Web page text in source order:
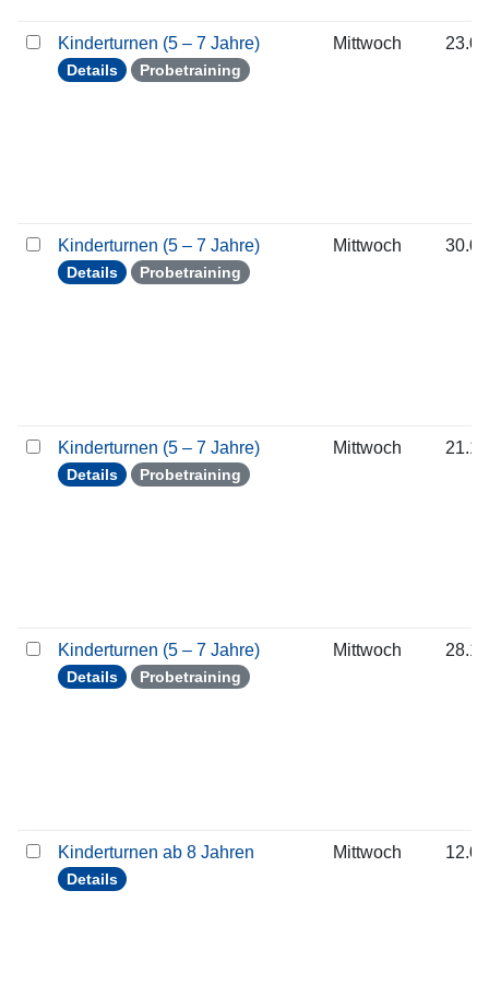
Kinderturnen (5 – 7 Jahre)
Details Probetraining
Mittwoch
Kinderturnen (5 – 7 Jahre)
Details Probetraining
Mittwoch
Kinderturnen (5 – 7 Jahre)
Details Probetraining
Mittwoch
Kinderturnen (5 – 7 Jahre)
Details Probetraining
Mittwoch
Kinderturnen ab 8 Jahren
Details
Mittwoch